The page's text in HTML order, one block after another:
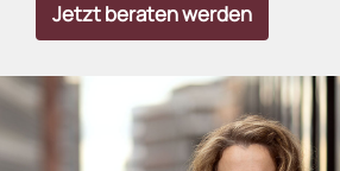
Jetzt beraten werden